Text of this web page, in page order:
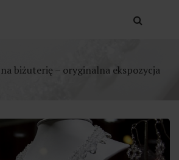
biżuterię – oryginalna ekspozycja